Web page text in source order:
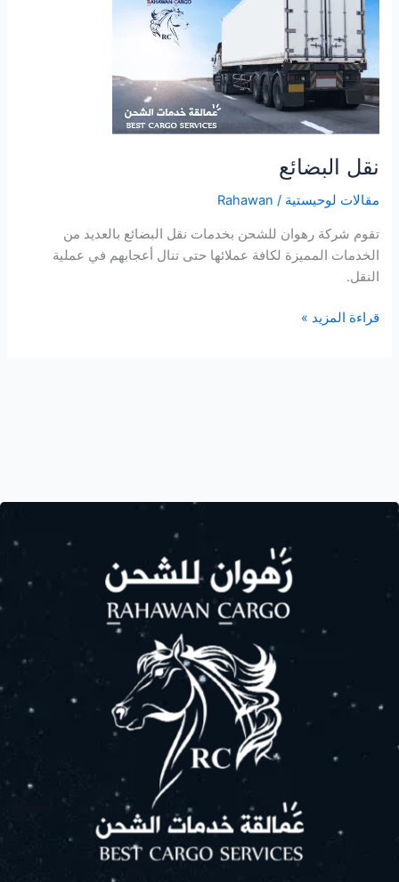
نقل البضائع
مقالات لوحيستية /
Rahawan
تقوم شركة رهوان للشحن بخدمات نقل البضائع بالعديد من
الخدمات المميزة لكافة عملائها حتى تنال أعجابهم في عملية
النقل.
قراءة المزيد »